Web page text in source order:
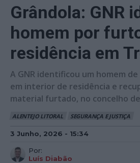
Grândola: GNR
homem por
residência em
A GNR identificou um homem
em interior de residência e
material furtado, no concelho
ALENTEJO LITORAL SEGURANÇA E JUSTIÇA
3 Junho, 2026 - 15:34
Por:
Luís Diabão